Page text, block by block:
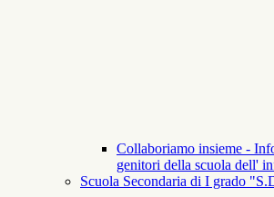
Collaboriamo insieme -
genitori della scuola dell'
Scuola Secondaria di I grado